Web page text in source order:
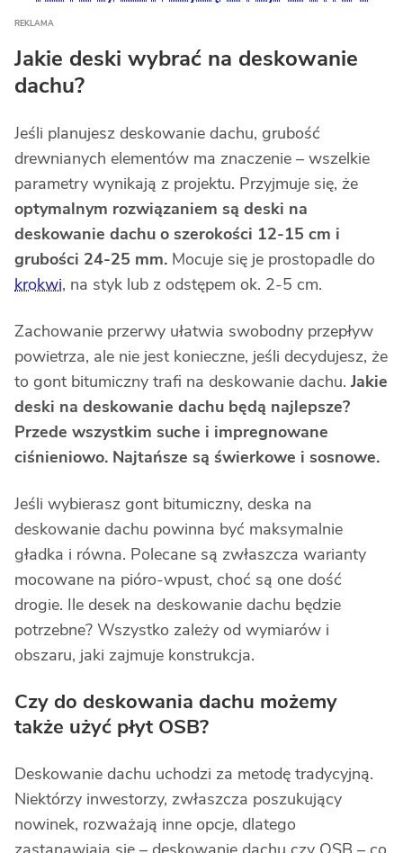
Jakie deski wybrać na deskowanie
dachu?
Jeśli planujesz deskowanie dachu, grubość
drewnianych elementów ma znaczenie – wszelkie
parametry wynikają z projektu. Przyjmuje się, że
optymalnym rozwiązaniem są deski na
deskowanie dachu o szerokości 12-15 cm i
grubości 24-25 mm. Mocuje się je prostopadle do
krokwi, na styk lub z odstępem ok. 2-5 cm.
Zachowanie przerwy ułatwia swobodny przepływ
powietrza, ale nie jest konieczne, jeśli decydujesz, że
to gont bitumiczny trafi na deskowanie dachu. Jakie
deski na deskowanie dachu będą najlepsze?
Przede wszystkim suche i impregnowane
ciśnieniowo. Najtańsze są świerkowe i sosnowe.
Jeśli wybierasz gont bitumiczny, deska na
deskowanie dachu powinna być maksymalnie
gładka i równa. Polecane są zwłaszcza warianty
mocowane na pióro-wpust, choć są one dość
drogie. Ile desek na deskowanie dachu będzie
potrzebne? Wszystko zależy od wymiarów i
obszaru, jaki zajmuje konstrukcja.
Czy do deskowania dachu możemy
także użyć płyt OSB?
Deskowanie dachu uchodzi za metodę tradycyjną.
Niektórzy inwestorzy, zwłaszcza poszukujący
nowinek, rozważają inne opcje, dlatego